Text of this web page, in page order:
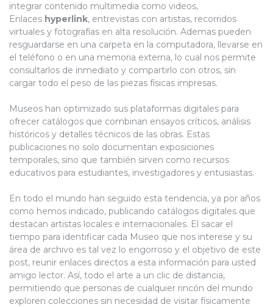
integrar contenido multimedia como videos,
Enlaces hyperlink, entrevistas con artistas, recorridos
virtuales y fotografías en alta resolución. Ademas pueden
resguardarse en una carpeta en la computadora, llevarse en
el teléfono o en una memoria externa, lo cual nos permite
consultarlos de inmediato y compartirlo con otros, sin
cargar todo el peso de las piezas físicas impresas.
Museos han optimizado sus plataformas digitales para
ofrecer catálogos que combinan ensayos críticos, análisis
históricos y detalles técnicos de las obras. Estas
publicaciones no solo documentan exposiciones
temporales, sino que también sirven como recursos
educativos para estudiantes, investigadores y entusiastas.
En todo el mundo han seguido esta tendencia, ya por años
como hemos indicado, publicando catálogos digitales que
destacan artistas locales e internacionales. El sacar el
tiempo para identificar cada Museo que nos interese y su
área de archivo es tal vez lo engorroso y el objetivo de este
post, reunir enlaces directos a esta información para usted
amigo lector. Así, todo el arte a un clic de distancia,
permitiendo que personas de cualquier rincón del mundo
exploren colecciones sin necesidad de visitar físicamente